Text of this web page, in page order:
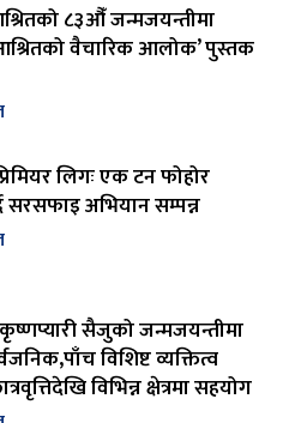
८३औँ जन्मजयन्तीमा
वैचारिक आलोक’ पुस्तक
लिगः एक टन फोहोर
अभियान सम्पन्न
सैजुको जन्मजयन्तीमा
विशिष्ट व्यक्तित्व
विभिन्न क्षेत्रमा सहयोग